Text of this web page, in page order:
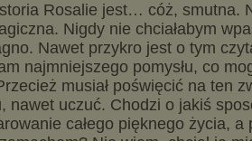
Rosalie jest… cóż, smutna.
Nigdy nie chciałabym
Nawet przykro jest o tym
najmniejszego pomysłu, co
musiał poświęcić na ten
nawet uczuć. Chodzi o jakiś
całego pięknego życia, a